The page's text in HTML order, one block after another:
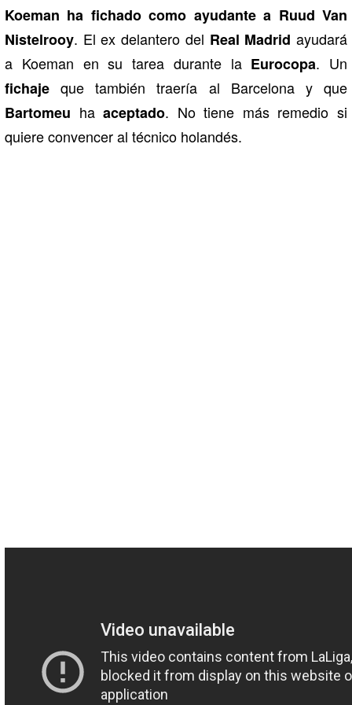
Koeman ha fichado como ayudante a Ruud Van
Nistelrooy. El ex delantero del Real Madrid ayudará
a Koeman en su tarea durante la Eurocopa. Un
fichaje que también traería al Barcelona y que
Bartomeu haaceptado. No tiene más remedio si
quiere convencer al técnico holandés.